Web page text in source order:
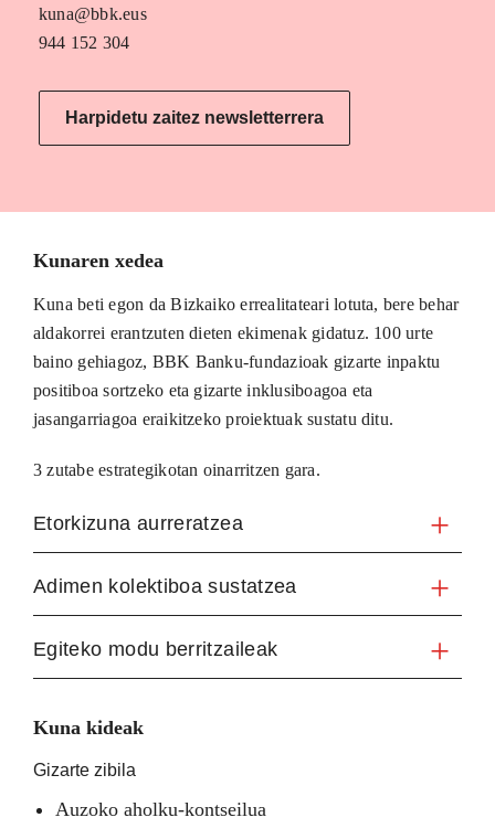
kuna@bbk.eus
944 152 304
Harpidetu zaitez newsletterrera
Kunaren xedea
Kuna beti egon da Bizkaiko errealitateari lotuta, bere behar
aldakorrei erantzuten dieten ekimenak gidatuz. 100 urte
baino gehiagoz, BBK Banku-fundazioak gizarte inpaktu
positiboa sortzeko eta gizarte inklusiboagoa eta
jasangarriagoa eraikitzeko proiektuak sustatu ditu.
3 zutabe estrategikotan oinarritzen gara.
Etorkizuna aurreratzea
Adimen kolektiboa sustatzea
Egiteko modu berritzaileak
Kuna kideak
Gizarte zibila
Auzoko aholku-kontseilua